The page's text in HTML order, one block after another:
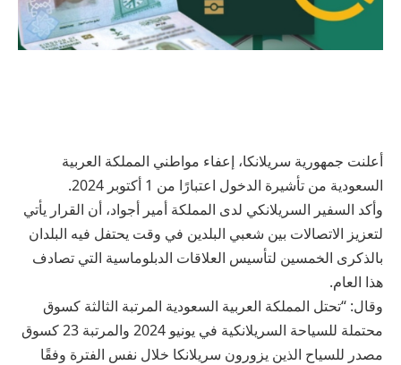
أعلنت جمهورية سريلانكا، إعفاء مواطني المملكة العربية
السعودية من تأشيرة الدخول اعتبارًا من 1 أكتوبر 2024.
وأكد السفير السريلانكي لدى المملكة أمير أجواد، أن القرار يأتي
لتعزيز الاتصالات بين شعبي البلدين في وقت يحتفل فيه البلدان
بالذكرى الخمسين لتأسيس العلاقات الدبلوماسية التي تصادف
هذا العام.
وقال: “تحتل المملكة العربية السعودية المرتبة الثالثة كسوق
محتملة للسياحة السريلانكية في يونيو 2024 والمرتبة 23 كسوق
مصدر للسياح الذين يزورون سريلانكا خلال نفس الفترة وفقًا